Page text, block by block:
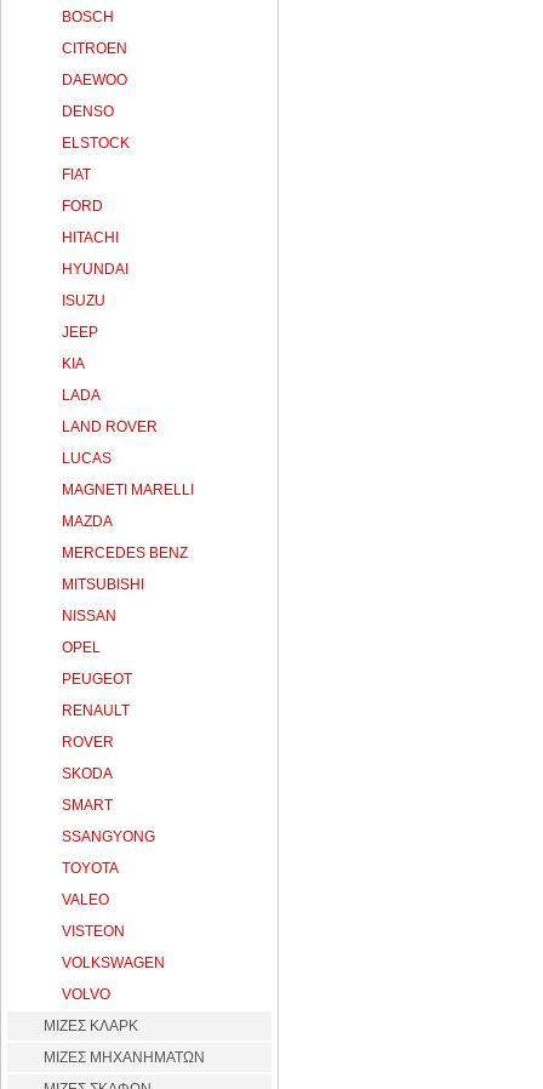
BOSCH
CITROEN
DAEWOO
DENSO
ELSTOCK
FIAT
FORD
HITACHI
HYUNDAI
ISUZU
JEEP
KIA
LADA
LAND ROVER
LUCAS
MAGNETI MARELLI
MAZDA
MERCEDES BENZ
MITSUBISHI
NISSAN
OPEL
PEUGEOT
RENAULT
ROVER
SKODA
SMART
SSANGYONG
TOYOTA
VALEO
VISTEON
VOLKSWAGEN
VOLVO
ΜΙΖΕΣ ΚΛΑΡΚ
ΜΙΖΕΣ ΜΗΧΑΝΗΜΑΤΩΝ